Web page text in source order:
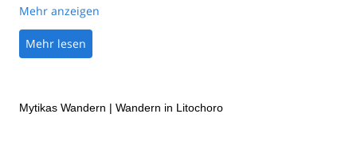
because of weather Babis was very professional and flexible.
was very knowledgeable and professional. We had a wonderful
experience and can highly recommend Explore-Share, and
S/V Horizon
Mehr anzeigen
Mehr lesen
Mytikas Wandern | Wandern in Litochoro